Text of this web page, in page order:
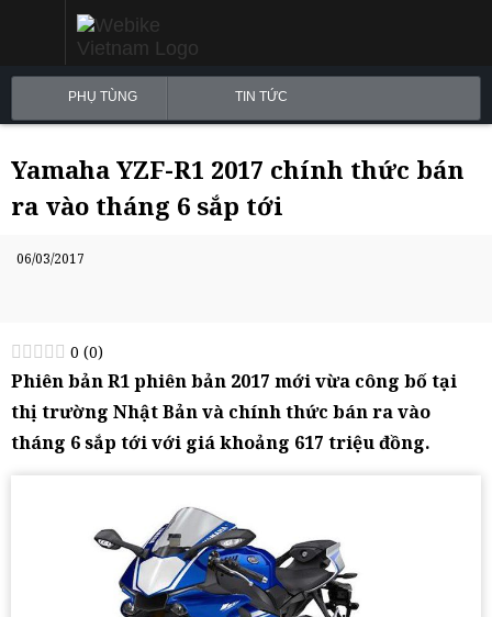
PHỤ TÙNG TIN TỨC
Yamaha YZF-R1 2017 chính thức bán
ra vào tháng 6 sắp tới
06/03/2017
0 (0)
Phiên bản R1 phiên bản 2017 mới vừa công bố tại
thị trường Nhật Bản và chính thức bán ra vào
tháng 6 sắp tới với giá khoảng 617 triệu đồng.